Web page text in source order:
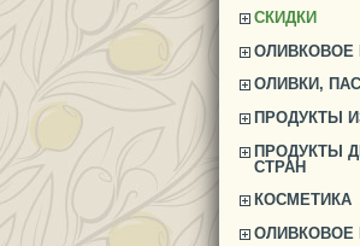
СКИДКИ
ОЛИВКОВОЕ
ОЛИВКИ,
ПРОДУКТЫ
ПРОДУКТЫ
СТРАН
КОСМЕТИКА